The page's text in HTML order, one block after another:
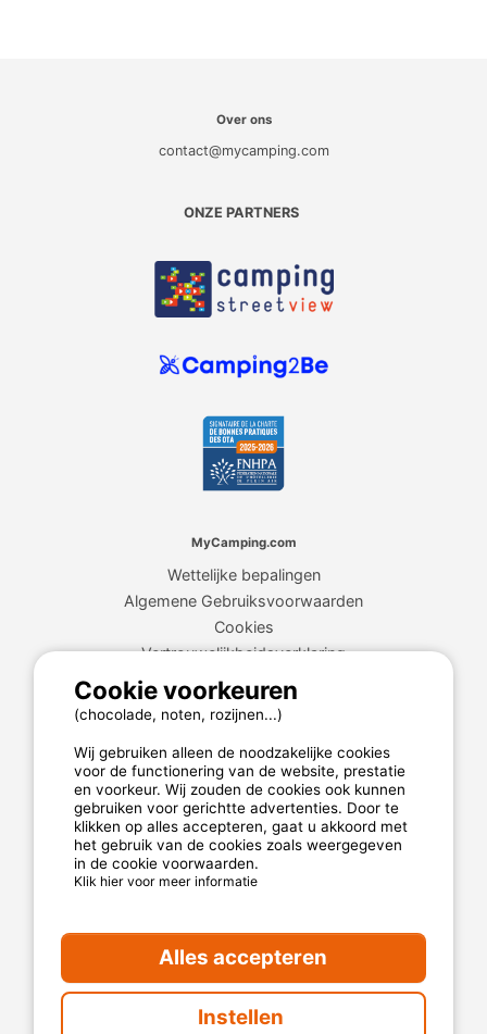
Over ons
contact@mycamping.com
ONZE PARTNERS
MyCamping.com
Wettelijke bepalingen
Algemene Gebruiksvoorwaarden
Cookies
Vertrouwelijkheidsverklaring
MyCamping.com garantie
100% beveiligde betaling
Beschikbare en toegewijde hotline
De beste campings
Echte klantenbeoordelingen
De beste tarieven
Cookie voorkeuren
(chocolade, noten, rozijnen...)
Wij gebruiken alleen de noodzakelijke cookies
voor de functionering van de website, prestatie
en voorkeur. Wij zouden de cookies ook kunnen
gebruiken voor gerichtte advertenties. Door te
klikken op alles accepteren, gaat u akkoord met
het gebruik van de cookies zoals weergegeven
in de cookie voorwaarden.
Klik hier voor meer informatie
Alles accepteren
Instellen